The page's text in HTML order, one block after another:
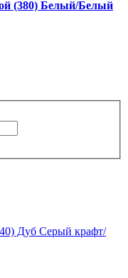
(380) Белый/Белый